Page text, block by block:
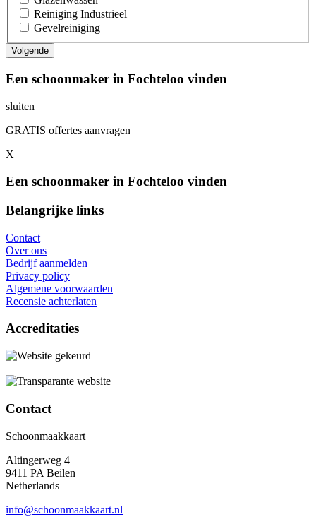
Reiniging Industrieel
Gevelreiniging
Een schoonmaker in Fochteloo vinden
sluiten
GRATIS offertes aanvragen
X
Een schoonmaker in Fochteloo vinden
Belangrijke links
Contact
Over ons
Bedrijf aanmelden
Privacy policy
Algemene voorwaarden
Recensie achterlaten
Accreditaties
Contact
Schoonmaakkaart
Altingerweg 4
9411 PA Beilen
Netherlands
info@schoonmaakkaart.nl